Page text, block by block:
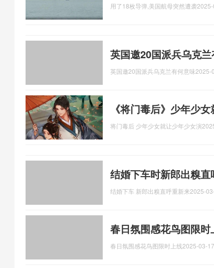
用了18枚导弹,美国航母突然遭袭
英国邀20国派兵乌克
英国邀20国派兵乌克兰有何意味2025-
《将门毒后》少年少
将门毒后 少年少女就让少年少女演
结婚下车时新郎出糗直
结婚下车 新郎出糗直呼重新来2025-
春日氛围感花鸟图限
春日氛围感花鸟图限时上线2025-03-